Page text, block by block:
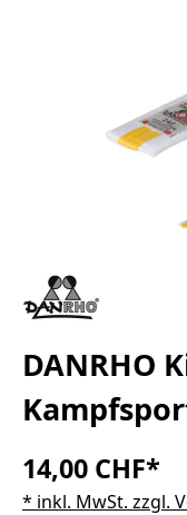
DANRHO
14,00 CHF*
* inkl. MwSt. zzgl.